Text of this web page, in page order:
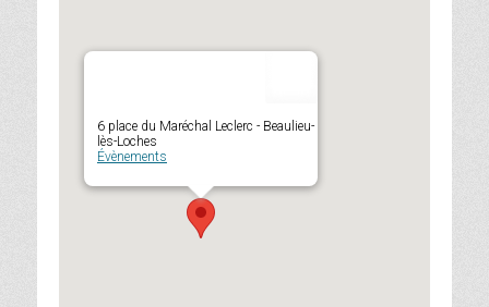
6 place du Maréchal Leclerc - Beaulieu-
lès-Loches
Évènements